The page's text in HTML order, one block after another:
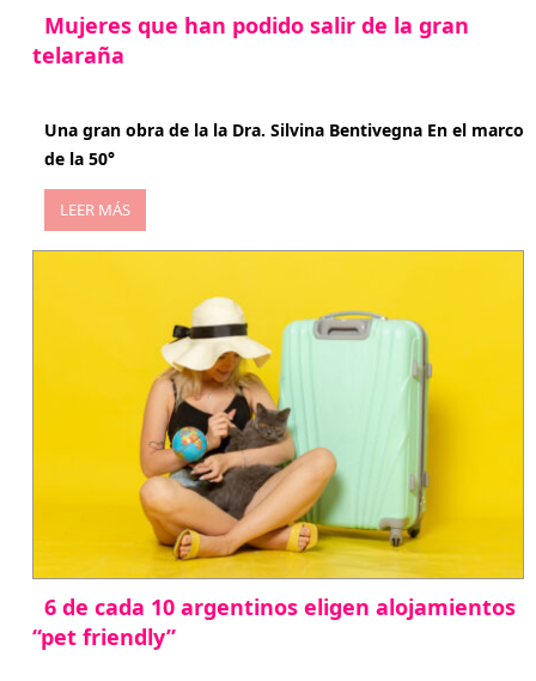
Mujeres que han podido salir de la gran
telaraña
Una gran obra de la la Dra. Silvina Bentivegna En el marco
de la 50°
LEER MÁS
6 de cada 10 argentinos eligen alojamientos
“pet friendly”